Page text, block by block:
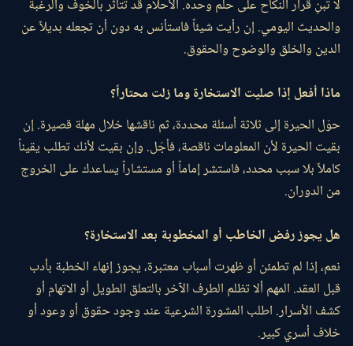
لا تبنِ قرار النكاح على حلم وحده. الأحلام قد تتأثر بالخوف والرغبة
والحديث اليومي. إن رأيت شيئاً فاستأنس به دون أن تجعله بديلاً عن
الدين والخلق والوضوح والحقوق.
ماذا أفعل إذا صليت الاستخارة وما زلت محتاراً؟
حوّل الحيرة إلى ثلاثة أسئلة محددة، ثم ناقشها خلال مهلة قصيرة. إن
بقيت الحيرة لأن المعلومات ناقصة، فأجّل. وإن بقيت لأنك تطلب يقيناً
كاملاً بلا سبب محدد، فاستشر إماماً أو مستشاراً يساعدك على الخروج
من الدوران.
هل يجوز رفض الخاطب أو المخطوبة بعد الاستخارة؟
نعم، إذا لم تطمئن أو ظهرت أسباب معتبرة، يجوز إنهاء الخطبة بأدب
قبل العقد. المهم ألا تظلم الطرف الآخر بالتعلق الطويل أو الاتهام أو
كشف الأسرار. اطلب المشورة الشرعية عند وجود حقوق أو وعود أو
خلاف أسري كبير.